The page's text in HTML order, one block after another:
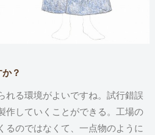
？
る環境がよいですね。試行錯誤
作していくことができる。工場の
るのではなくて、一点物のように